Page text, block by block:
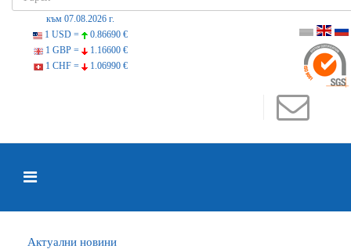
към 07.08.2026 г.
1 USD =
0.86690 €
1 GBP =
1.16600 €
1 CHF =
1.06990 €
Актуални новини